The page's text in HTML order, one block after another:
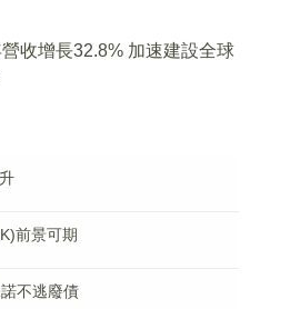
收增長32.8% 加速建設全球
前景可期
不逃廢債